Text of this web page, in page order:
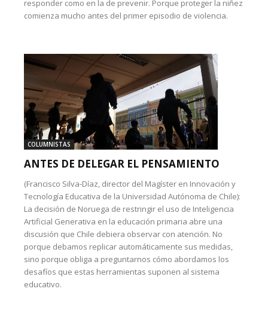
responder como en la de prevenir. Porque proteger la niñez
comienza mucho antes del primer episodio de violencia.
COLUMNISTAS
ANTES DE DELEGAR EL PENSAMIENTO
(Francisco Silva-Díaz, director del Magíster en Innovación y
Tecnología Educativa de la Universidad Autónoma de Chile):
La decisión de Noruega de restringir el uso de Inteligencia
Artificial Generativa en la educación primaria abre una
discusión que Chile debiera observar con atención. No
porque debamos replicar automáticamente sus medidas,
sino porque obliga a preguntarnos cómo abordamos los
desafíos que estas herramientas suponen al sistema
educativo.